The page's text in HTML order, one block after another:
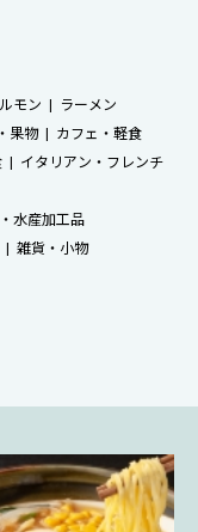
モン
ラーメン
果物
カフェ・軽食
イタリアン・フレンチ
水産加工品
雑貨・小物